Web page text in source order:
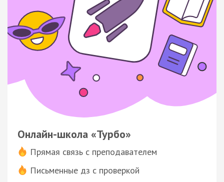
Онлайн-школа «Турбо»
Прямая связь с преподавателем
Письменные дз с проверкой